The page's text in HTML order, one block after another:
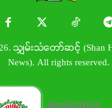
သျှမ်းသံတော်ဆင့် (Shan
News). All rights reserved.